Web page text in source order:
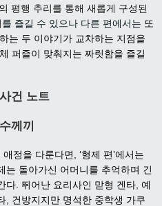
평행 추리를 통해 새롭게 구성된
즐길 수 있으나 다른 편에서는 또
는 두 이야기가 교차하는 지점을
퍼즐이 맞춰지는 짜릿함을 즐길
건 노트
께끼
정을 다룬다면, ‘형제 편’에서는
는 돌아가신 어머니를 추억하며 긴
다. 뛰어난 요리사인 맏형 겐타, 예
, 건방지지만 명석한 중학생 가쿠